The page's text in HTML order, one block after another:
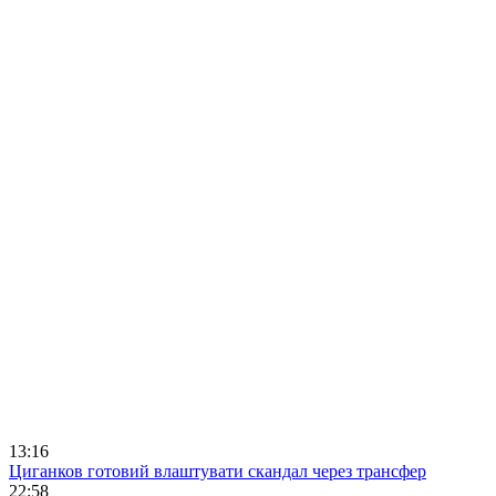
13:16
Циганков готовий влаштувати скандал через трансфер
22:58